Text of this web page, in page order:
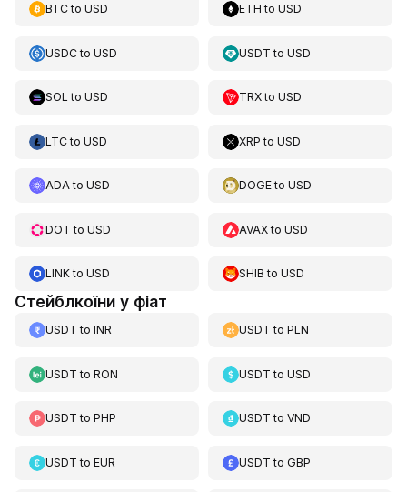
BTCto USD ETH toUSD
USDCto USD USDT toUSD
SOL to USD TRXtoUSD
LTCto USD XRP toUSD
ADAto USD DOGEtoUSD
DOT to USD AVAXtoUSD
LINKto USD SHIB toUSD
Стейблкоїни у фіат
USDT to INR USDT toPLN
USDT to RON USDT toUSD
USDT to PHP USDT toVND
USDT to EUR USDT toGBP